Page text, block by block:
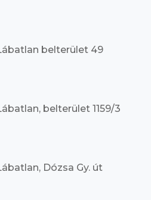
belterület 49
belterület 1159/3
Dózsa Gy. út